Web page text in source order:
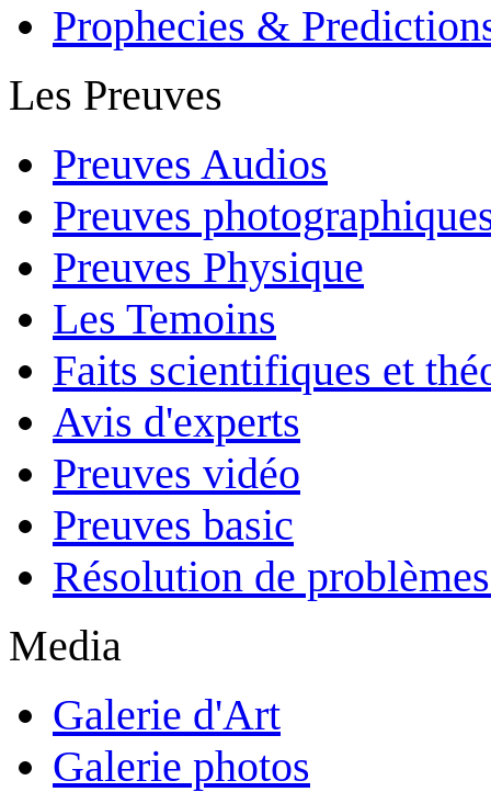
Prophecies &
Les Preuves
Preuves Audios
Preuves
Preuves Physique
Les Temoins
Faits scientifiques et
Avis d'experts
Preuves vidéo
Preuves basic
Résolution de
Media
Galerie d'Art
Galerie photos